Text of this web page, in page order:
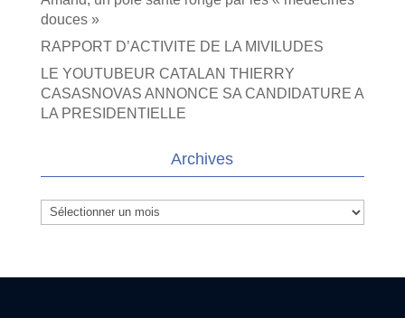
douces »
RAPPORT D’ACTIVITE DE LA MIVILUDES
LE YOUTUBEUR CATALAN THIERRY
CASASNOVAS ANNONCE SA CANDIDATURE A
LA PRESIDENTIELLE
Archives
Archives